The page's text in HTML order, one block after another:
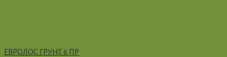
ЕВРОЛОС ГРУНТ 6 ПР